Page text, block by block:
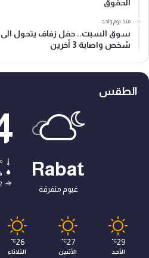
الحقوق
منذ يوم واحد
سوق السبت.. حفل زفاف يتحول الى
شخص واصابة 3 أخرين
الطقس
Rabat
غيوم متفرقة
29
℃
الأحد
27
℃
الأثنين
26
℃
الثلاثاء